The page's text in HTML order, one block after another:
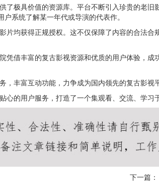
了极具价值的资源库。平台不断引入珍贵的老
系统了解某一年代或导演的代表作。
片均获得正规授权。这不仅保障了内容的合法
凭借丰富的复古影视资源和优质的用户体验，
丰富互动功能，力争成为国内领先的复古影视
的用户服务，打造了一个集观看、交流、学习
下一篇：